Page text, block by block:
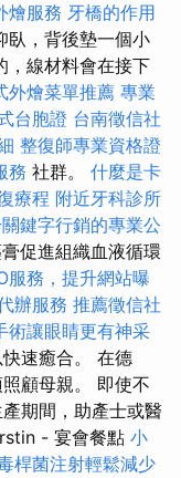
燴服務 牙橋的作用
臥，背後墊一個小
，線材料會在接下
外燴菜單推薦 專業
台胞證 台南徵信社
整復師專業資格證
務 社群。 什麼是卡
療程 附近牙科診所
鍵字行銷的專業公
促進組織血液循環
服務，提升網站曝
辦服務 推薦徵信社
術讓眼睛更有神采
速癒合。 在德
顧母親。 即使不
期間，助產士或醫
- 宴會餐點 小
桿菌注射輕鬆減少